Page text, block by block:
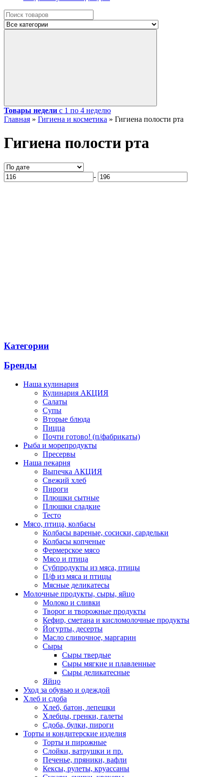
Товары недели с 1 по 4 неделю
Главная » Гигиена и косметика » Гигиена полости рта
Гигиена полости рта
-
Категории
Бренды
Наша кулинария
Кулинария АКЦИЯ
Салаты
Супы
Вторые блюда
Пицца
Почти готово! (п/фабрикаты)
Рыба и морепродукты
Пресервы
Наша пекарня
Выпечка АКЦИЯ
Свежий хлеб
Пироги
Плюшки сытные
Плюшки сладкие
Тесто
Мясо, птица, колбасы
Колбасы вареные, сосиски, сардельки
Колбасы копченые
Фермерское мясо
Мясо и птица
Субпродукты из мяса, птицы
П/ф из мяса и птицы
Мясные деликатесы
Молочные продукты, сыры, яйцо
Молоко и сливки
Творог и творожные продукты
Кефир, сметана и кисломолочные продукты
Йогурты, десерты
Масло сливочное, маргарин
Сыры
Сыры твердые
Сыры мягкие и плавленные
Сыры деликатесные
Яйцо
Уход за обувью и одеждой
Хлеб и сдоба
Хлеб, батон, лепешки
Хлебцы, гренки, галеты
Сдоба, булки, пироги
Торты и кондитерские изделия
Торты и пирожные
Слойки, ватрушки и пр.
Печенье, пряники, вафли
Кексы, рулеты, круассаны